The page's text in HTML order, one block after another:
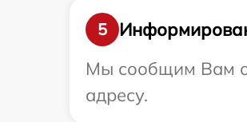
5
Мы сообщим Вам о
адресу.